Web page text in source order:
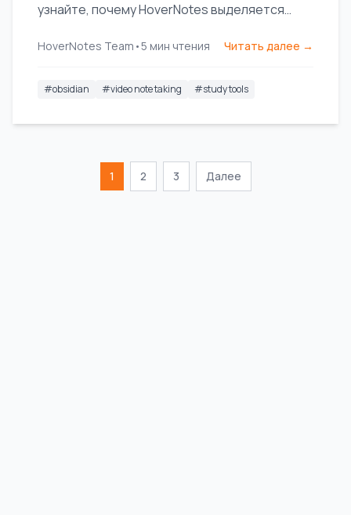
узнайте, почему HoverNotes выделяется
бесшовной интеграции.
HoverNotes Team •5 мин чтения Читать далее →
#obsidian #video note taking #study tools
1 2 3 Далее